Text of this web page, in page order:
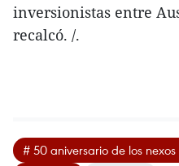
inversionistas entre
recalcó. /.
# 50 aniversario de los